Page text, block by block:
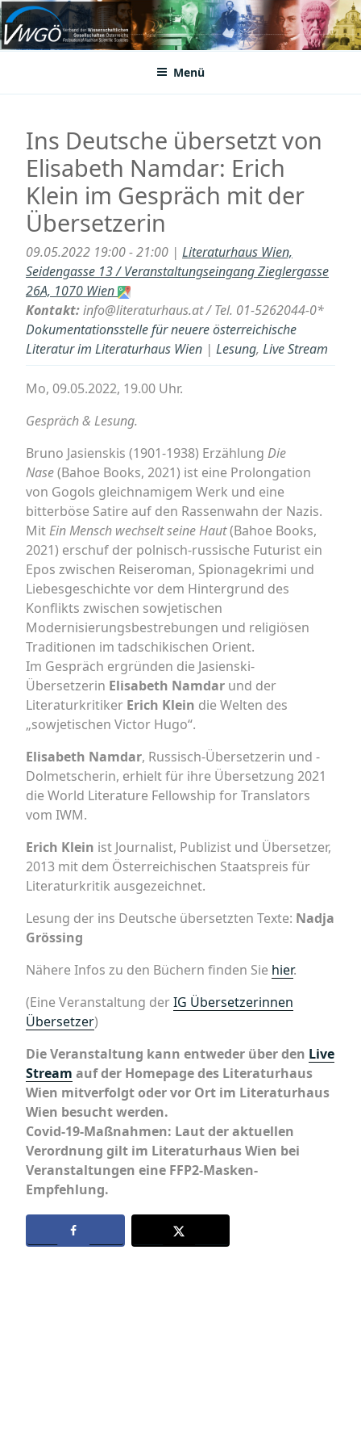
Zum
Inhalt
springenVWGÖ
Federation of Austrian Scientific Societies
Menü
Ins Deutsche übersetzt von
Elisabeth Namdar: Erich
Klein im Gespräch mit der
Übersetzerin
09.05.2022 19:00 - 21:00 | Literaturhaus Wien,
Seidengasse 13 / Veranstaltungseingang Zieglergasse
26A, 1070 Wien
Kontakt:info@literaturhaus.at / Tel. 01-5262044-0*
Dokumentationsstelle für neuere österreichische
Literatur im Literaturhaus Wien | Lesung, Live Stream
Mo, 09.05.2022, 19.00 Uhr.
Gespräch & Lesung.
Bruno Jasienskis (1901-1938) Erzählung Die
Nase(Bahoe Books, 2021) ist eine Prolongation
von Gogols gleichnamigem Werk und eine
bitterböse Satire auf den Rassenwahn der Nazis.
MitEin Mensch wechselt seine Haut(Bahoe Books,
2021) erschuf der polnisch-russische Futurist ein
Epos zwischen Reiseroman, Spionagekrimi und
Liebesgeschichte vor dem Hintergrund des
Konflikts zwischen sowjetischen
Modernisierungsbestrebungen und religiösen
Traditionen im tadschikischen Orient.
Im Gespräch ergründen die Jasienski-
Übersetzerin Elisabeth Namdar und der
Literaturkritiker Erich Klein die Welten des
„sowjetischen Victor Hugo“.
Elisabeth Namdar, Russisch-Übersetzerin und -
Dolmetscherin, erhielt für ihre Übersetzung 2021
die World Literature Fellowship for Translators
vom IWM.
Erich Klein ist Journalist, Publizist und Übersetzer,
2013 mit dem Österreichischen Staatspreis für
Literaturkritik ausgezeichnet.
Lesung der ins Deutsche übersetzten Texte: Nadja
Grössing
Nähere Infos zu den Büchern finden Sie hier.
(Eine Veranstaltung derIG Übersetzerinnen
Übersetzer)
Die Veranstaltung kann entweder über den Live
Stream auf der Homepage des Literaturhaus
Wien mitverfolgt oder vor Ort im Literaturhaus
Wien besucht werden.
Covid-19-Maßnahmen: Laut der aktuellen
Verordnung gilt im Literaturhaus Wien bei
Veranstaltungen eine FFP2-Masken-
Empfehlung.